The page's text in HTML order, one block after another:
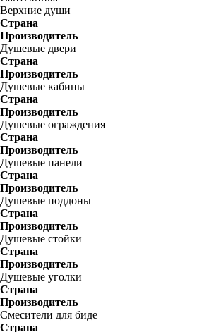
Верхние души
Страна
Производитель
Душевые двери
Страна
Производитель
Душевые кабины
Страна
Производитель
Душевые ограждения
Страна
Производитель
Душевые панели
Страна
Производитель
Душевые поддоны
Страна
Производитель
Душевые стойки
Страна
Производитель
Душевые уголки
Страна
Производитель
Смесители для биде
Страна